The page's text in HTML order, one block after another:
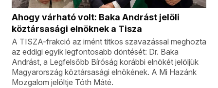
Ahogy várható volt: Baka Andrást jelöli
köztársasági elnöknek a Tisza
A TISZA-frakció az imént titkos szavazással meghozta
az eddigi egyik legfontosabb döntését: Dr. Baka
Andrást, a Legfelsőbb Bíróság korábbi elnökét jelöljük
Magyarország köztársasági elnökének. A Mi Hazánk
Mozgalom jelöltje Tóth Máté.